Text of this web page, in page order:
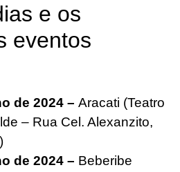
e os
eventos
de 2024 – Aracati (Teatro
– Rua Cel. Alexanzito,
de 2024 – Beberibe